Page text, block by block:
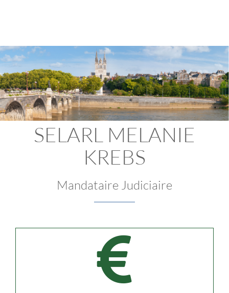
SELARL MELANIE
KREBS
Mandataire Judiciaire